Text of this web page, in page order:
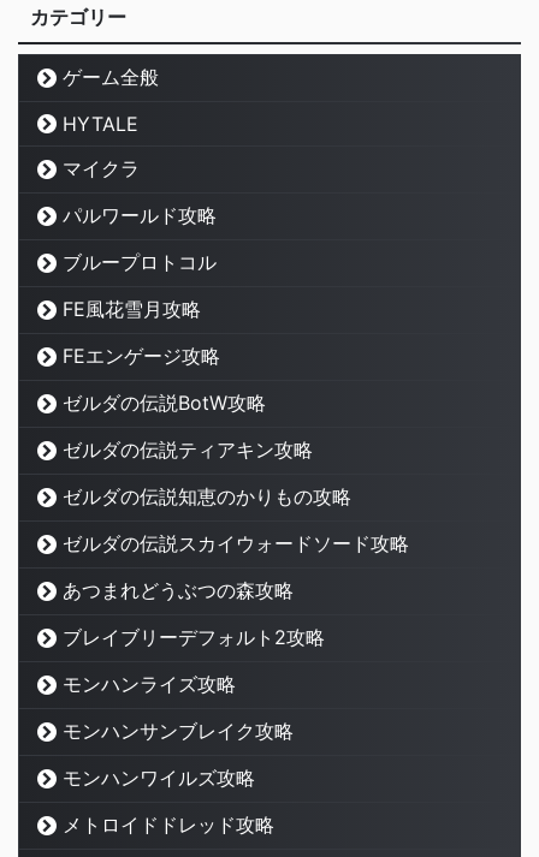
カテゴリー
ゲーム全般
HYTALE
マイクラ
パルワールド攻略
ブループロトコル
FE風花雪月攻略
FEエンゲージ攻略
ゼルダの伝説BotW攻略
ゼルダの伝説ティアキン攻略
ゼルダの伝説知恵のかりもの攻略
ゼルダの伝説スカイウォードソード攻略
あつまれどうぶつの森攻略
ブレイブリーデフォルト2攻略
モンハンライズ攻略
モンハンサンブレイク攻略
モンハンワイルズ攻略
メトロイドドレッド攻略